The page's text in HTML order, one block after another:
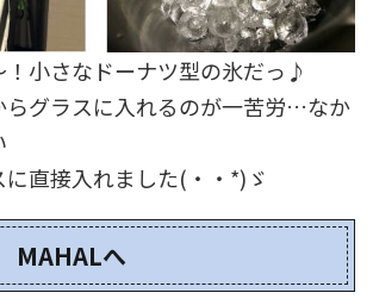
！小さなドーナツ型の氷だっ♪
らグラスに入れるのが一苦労…なか
直接入れました(・・*)ゞ
MAHALへ